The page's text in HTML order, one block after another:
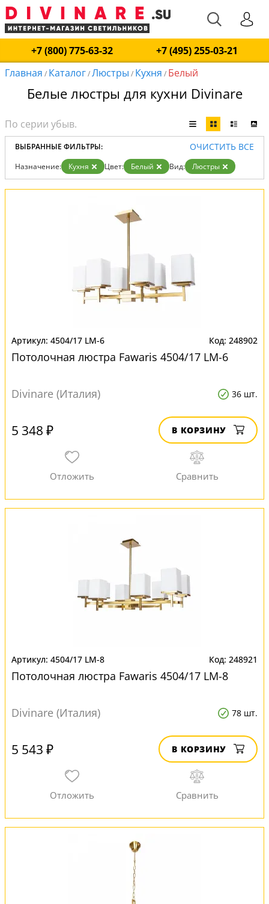
+7 (800) 775-63-32
+7 (495) 255-03-21
Главная / Каталог/Люстры / Кухня / Белый
Белые люстры для кухни Divinare
ВЫБРАННЫЕ ФИЛЬТРЫ: ОЧИСТИТЬ ВСЕ
Назначение: Кухня Цвет: Белый Вид: Люстры
4504/17 LM-6 248902
Потолочная люстра Fawaris 4504/17 LM-6
Divinare (Италия) 36 шт.
5 348 ₽ В КОРЗИНУ
4504/17 LM-8 248921
Потолочная люстра Fawaris 4504/17 LM-8
Divinare (Италия) 78 шт.
5 543 ₽ В КОРЗИНУ